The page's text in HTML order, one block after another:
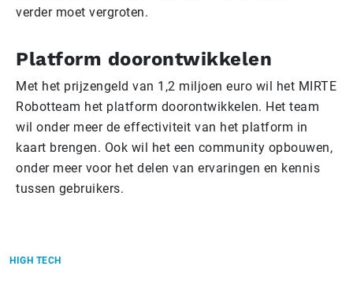
verder moet vergroten.
Platform doorontwikkelen
Met het prijzengeld van 1,2 miljoen euro wil het MIRTE
Robotteam het platform doorontwikkelen. Het team
wil onder meer de effectiviteit van het platform in
kaart brengen. Ook wil het een community opbouwen,
onder meer voor het delen van ervaringen en kennis
tussen gebruikers.
HIGH TECH